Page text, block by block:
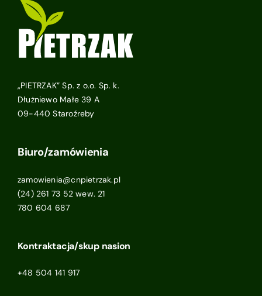
„PIETRZAK” Sp. z o.o. Sp. k.
Dłużniewo Małe 39 A
09-440 Staroźreby
Biuro/zamówienia
zamowienia@cnpietrzak.pl
(24) 261 73 52 wew. 21
780 604 687
Kontraktacja/skup nasion
+48 504 141 917